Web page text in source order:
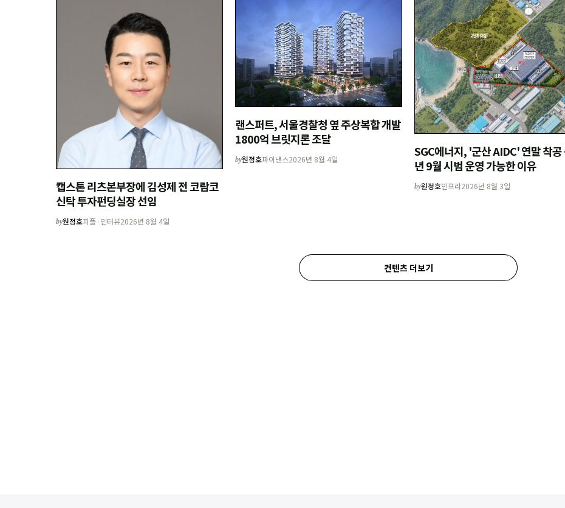
캡스톤 리츠본부장에 김성제 전 코람코
신탁 투자펀딩실장 선임
by원정호피플·인터뷰2026년 8월 4일
랜스퍼트, 서울경찰청 옆 주상복합 개발
1800억 브릿지론 조달
by원정호파이낸스2026년 8월 4일
SGC에너지, '군산 AIDC' 연말 착공
년 9월 시범 운영 가능한 이유
by원정호인프라2026년 8월 3일
컨텐츠 더보기